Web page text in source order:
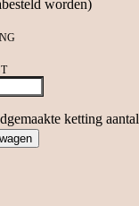
worden)
ketting aantal